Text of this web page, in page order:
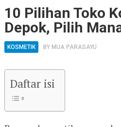
10 Pilihan Toko
Depok, Pilih
KOSMETIK BY MUA PARASAYU
Daftar isi